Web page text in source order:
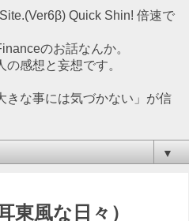
Quick Shin! 倍速で
のお話なんか。
感想と妄想です。
きな事には気づかない」が信
▼
東風な日々）